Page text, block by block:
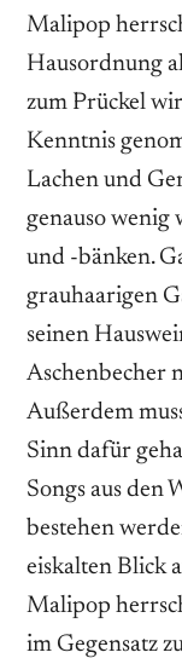
Malipop
Hausordnung
zum Prückel
Kenntnis
Lachen und
genauso wenig
und -bänken.
grauhaarigen
seinen
Aschenbecher
Außerdem
Sinn dafür
Songs aus den
bestehen
eiskalten Blick
Malipop
im Gegensatz